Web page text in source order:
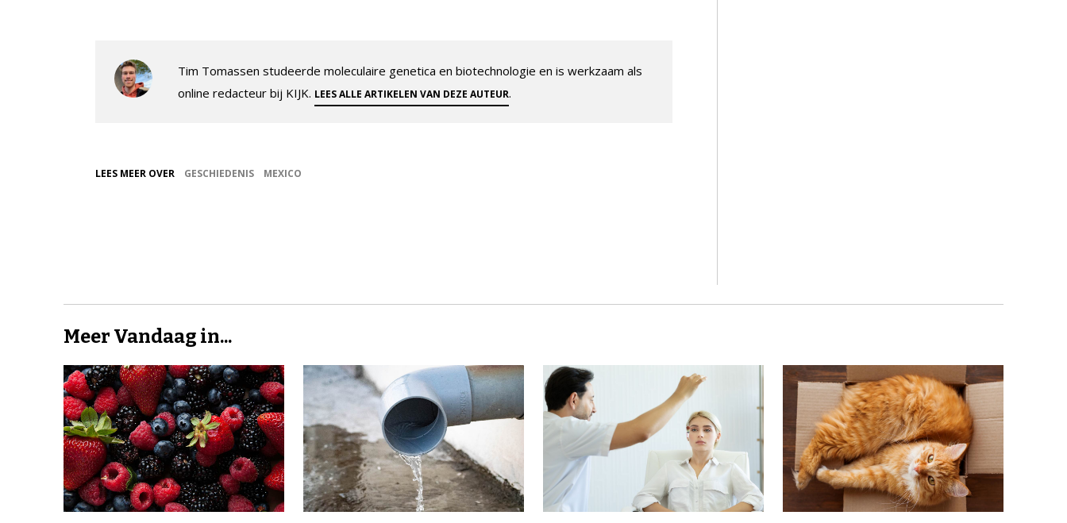
Tim Tomassen studeerde moleculaire genetica en biotechnologie en is werkzaam als
online redacteur bij KIJK. LEES ALLE ARTIKELEN VAN DEZE AUTEUR.
LEES MEER OVER GESCHIEDENIS MEXICO
Meer Vandaag in...